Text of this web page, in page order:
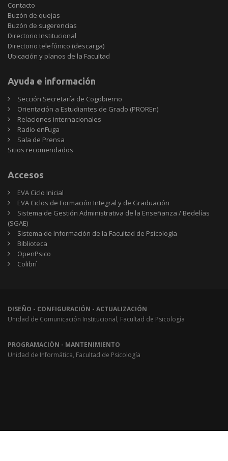
Contacto
Buzón de quejas
Buzón de sugerencias
Directorio Institucional
Directorio telefónico (descarga)
Ubicación y planos de la Facultad
Ayuda e información
Sección Secretaría de Cogobierno
Orientación a Estudiantes de Grado (PROREn)
Relaciones internacionales
Radio enFuga
Sala de Prensa
Sitios
Sitios recomendados
Accesos
EVA Ciclo Inicial
EVA Ciclos de Formación Integral y de Graduación
Sistema de Gestión Administrativa de la Enseñanza / Bedelías
(SGAE)
Sistema de Información de la Facultad de Psicología
Biblioteca
OpenPsico
Colibrí
DISEÑO - CONFIGURACIÓN - ACTUALIZACIÓN
Unidad de Comunicación Institucional, Facultad de Psicología
PROGRAMACIÓN - MANTENIMIENTO
Unidad de Informática, Facultad de Psicología